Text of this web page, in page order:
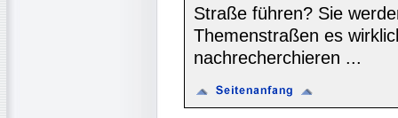
Straße führen? Sie
Themenstraßen es
nachrecherchieren ...